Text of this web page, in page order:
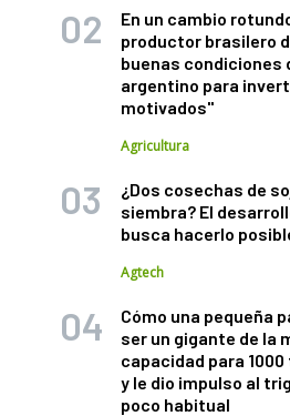
En un cambio
productor brasilero
buenas condiciones
argentino para
motivados"
Agricultura
¿Dos cosechas de
siembra? El
busca hacerlo
Agtech
Cómo una pequeña
ser un gigante de la
capacidad para
y le dio impulso al
poco habitual